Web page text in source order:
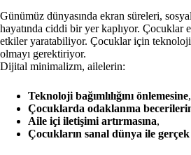
Günümüz dünyasında ekran süreleri,
hayatında ciddi bir yer kaplıyor. Çocuklar
etkiler yaratabiliyor. Çocuklar için teknoloji
olmayı gerektiriyor.
Dijital minimalizm, ailelerin:
Teknoloji bağımlılığını önlemesine,
Çocuklarda odaklanma
Aile içi iletişimi artırmasına,
Çocukların sanal dünya ile